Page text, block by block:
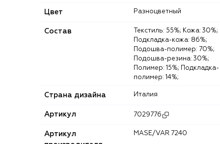
Цвет Разноцветный
Состав
Подкладка-кожа: 86%;
Подошва-полимер: 70%;
Подошва-резина: 30%;
Полимер: 15%; Подкладка-
полимер: 14%;
Страна дизайна Италия
Артикул 7029776
Артикул
MASE/VAR 7240